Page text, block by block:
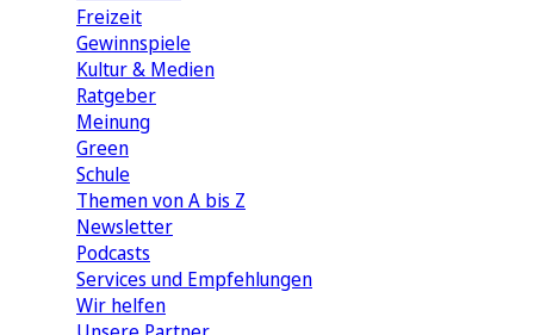
Freizeit
Gewinnspiele
Kultur & Medien
Ratgeber
Meinung
Green
Schule
Themen von A bis Z
Newsletter
Podcasts
Services und Empfehlungen
Wir helfen